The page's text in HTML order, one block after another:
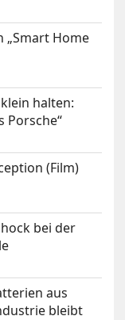
„Smart Home
halten:
Porsche“
(Film)
bei der
aus
bleibt